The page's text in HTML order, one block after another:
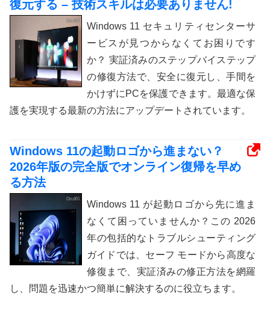
復元する – 技術スキルは必要ありません!
Windows 11 セキュリティセンターサ
ービスが見つからなくてお困りです
か？ 実証済みのステップバイステップ
の修復方法で、安全に復元し、手間を
かけずにPCを保護できます。最適な保
護を実現する最新の方法にアップデートされています。
Windows 11の起動ロゴから進まない？
2026年版の完全版でオンライン復帰を早め
る方法
Windows 11 が起動ロゴから先に進ま
なくて困っていませんか？この 2026
年の包括的なトラブルシューティング
ガイドでは、セーフ モードから高度な
修復まで、実証済みの修正方法を網羅
し、問題を迅速かつ簡単に解決するのに役立ちます。